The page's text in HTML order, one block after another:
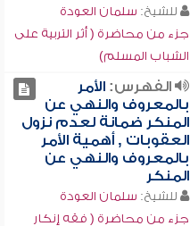
للشيخ: سلمان العودة
جزء من محاضرة ( أثر التربية على
الشباب المسلم)
الفهرس:الأمر
بالمعروف والنهي عن
المنكر ضمانة لعدم نزول
العقوبات , أهمية الأمر
بالمعروف والنهي عن
المنكر
للشيخ: سلمان العودة
جزء من محاضرة ( فقه إنكار